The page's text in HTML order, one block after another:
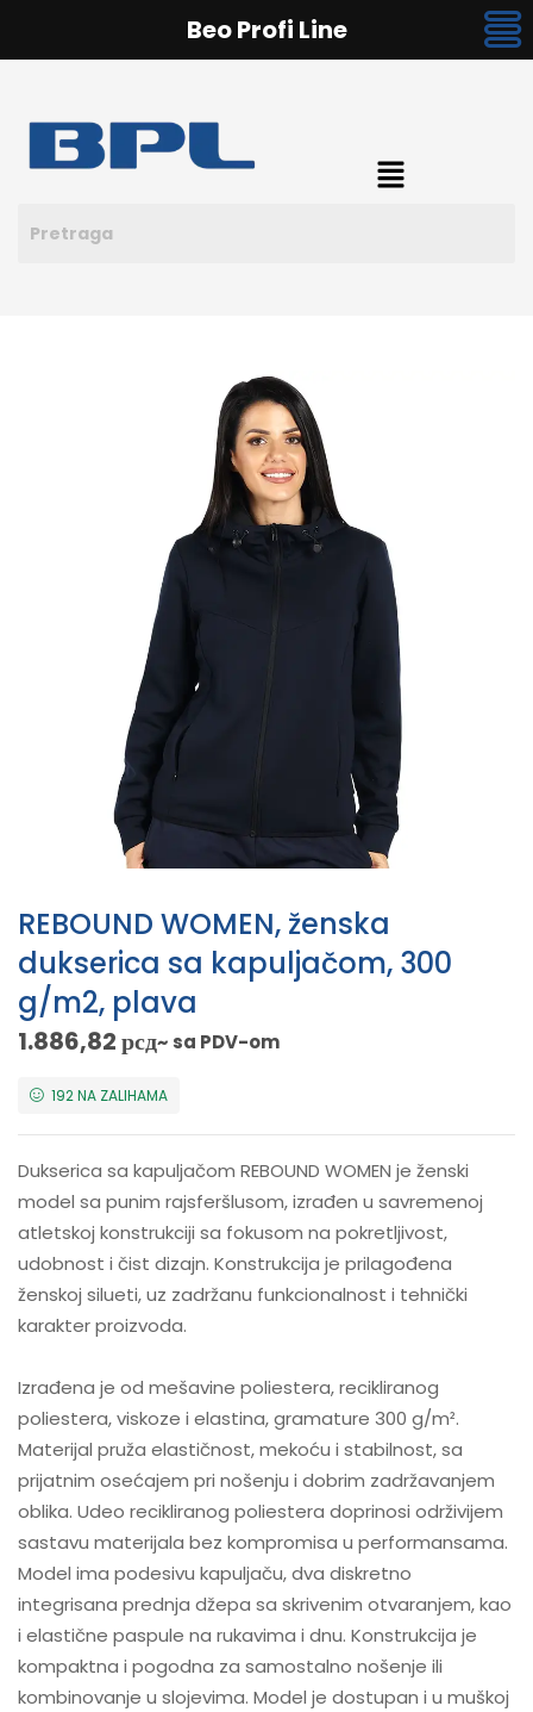
REBOUND WOMEN, ženska
dukserica sa kapuljačom, 300
g/m2, plava
1.886,82рсд~ sa PDV-om
192 NA ZALIHAMA
Dukserica sa kapuljačom REBOUND WOMEN je ženski
model sa punim rajsferšlusom, izrađen u savremenoj
atletskoj konstrukciji sa fokusom na pokretljivost,
udobnost i čist dizajn. Konstrukcija je prilagođena
ženskoj silueti, uz zadržanu funkcionalnost i tehnički
karakter proizvoda.
Izrađena je od mešavine poliestera, recikliranog
poliestera, viskoze i elastina, gramature 300 g/m².
Materijal pruža elastičnost, mekoću i stabilnost, sa
prijatnim osećajem pri nošenju i dobrim zadržavanjem
oblika. Udeo recikliranog poliestera doprinosi održivijem
sastavu materijala bez kompromisa u performansama.
Model ima podesivu kapuljaču, dva diskretno
integrisana prednja džepa sa skrivenim otvaranjem, kao
i elastične paspule na rukavima i dnu. Konstrukcija je
kompaktna i pogodna za samostalno nošenje ili
kombinovanje u slojevima. Model je dostupan i u muškoj
Beo Profi Line